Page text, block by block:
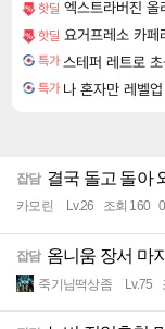
핫딜 엑스트라버진
핫딜 요거프레소 카
특가
특가
잡담 결국 돌고 돌아
카모린 Lv.26 조회 160
잡담 옴니움 장서 마
죽기님떡상좀 Lv.75